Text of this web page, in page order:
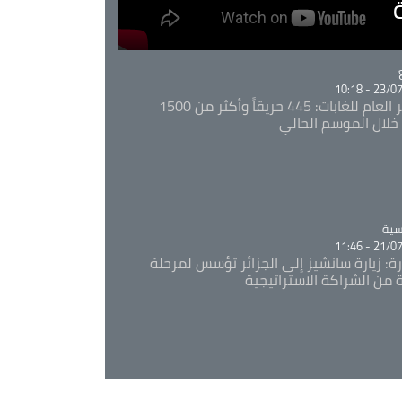
23/07/
المدير العام للغابات: 445 حريقاً وأكثر من 1500
الموسم الحالي
21/07/
زيارة سانشيز إلى الجزائر تؤسس لمرحلة
من الشراكة الاستراتيجية